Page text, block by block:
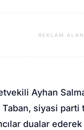
REKLAM
Ayhan
siyasi
dualar